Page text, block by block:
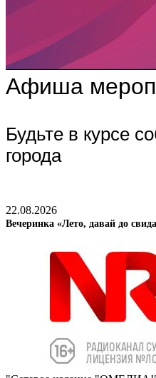
Афиша
Будьте в курсе
города
22.08.2026
Вечеринка «Лето, давай до